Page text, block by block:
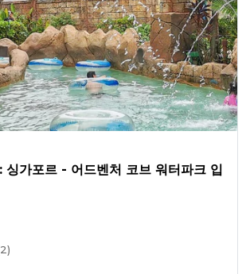
싱가포르 - 어드벤처 코브 워터파크 입
2)